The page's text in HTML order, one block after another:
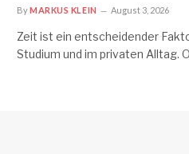
ByMARKUS KLEIN August 3, 2026
Zeit ist ein entscheidender
Studium und im privaten Alltag.